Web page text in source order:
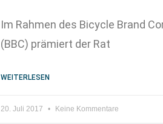
Im Rahmen des Bicycle Brand
(BBC) prämiert der Rat
WEITERLESEN
20. Juli 2017 Keine Kommentare